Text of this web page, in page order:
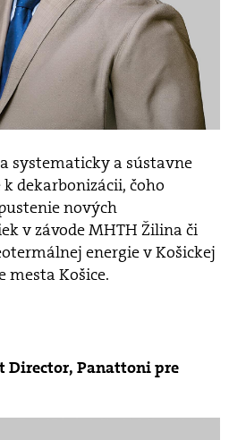
systematicky a sústavne
dekarbonizácii, čoho
nových
v závode MHTH Žilina či
energie v Košickej
Košice.
Director, Panattoni pre